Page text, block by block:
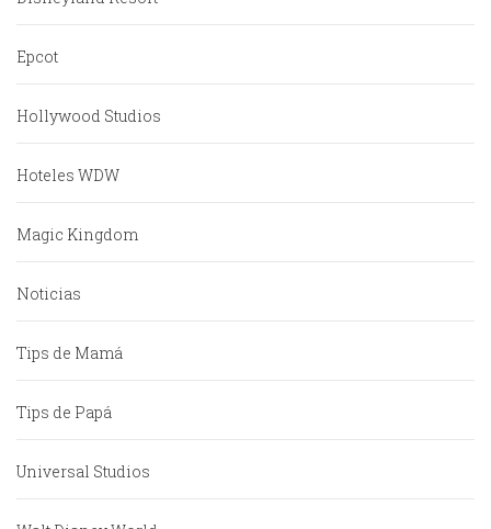
Epcot
Hollywood Studios
Hoteles WDW
Magic Kingdom
Noticias
Tips de Mamá
Tips de Papá
Universal Studios